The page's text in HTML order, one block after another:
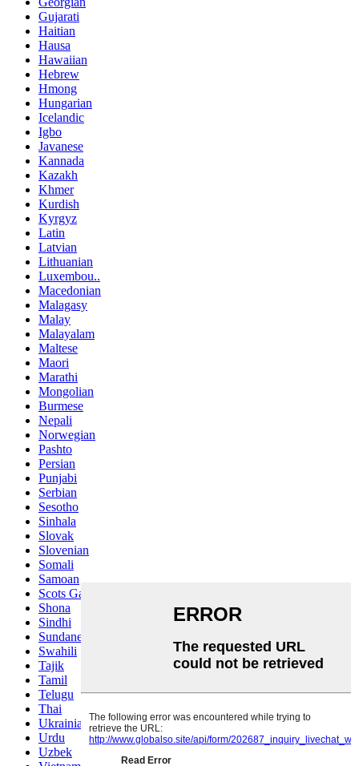
Gujarati
Haitian
Hausa
Hawaiian
Hebrew
Hmong
Hungarian
Icelandic
Igbo
Javanese
Kannada
Kazakh
Khmer
Kurdish
Kyrgyz
Latin
Latvian
Lithuanian
Luxembou..
Macedonian
Malagasy
Malay
Malayalam
Maltese
Maori
Marathi
Mongolian
Burmese
Nepali
Norwegian
Pashto
Persian
Punjabi
Serbian
Sesotho
Sinhala
Slovak
Slovenian
Somali
Samoan
Scots Gaelic
Shona
Sindhi
Sundanese
Swahili
Tajik
Tamil
Telugu
Thai
Ukrainian
Urdu
Uzbek